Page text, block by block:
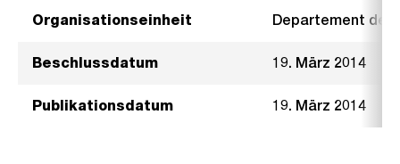
Organisationseinheit Departement der
Beschlussdatum 19. März 2014
Publikationsdatum 19. März 2014